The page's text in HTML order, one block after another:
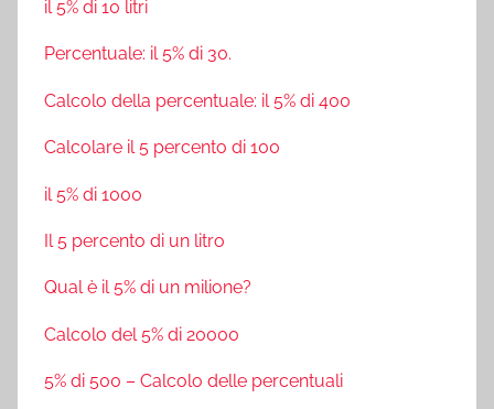
il 5% di 10 litri
Percentuale: il 5% di 30.
Calcolo della percentuale: il 5% di 400
Calcolare il 5 percento di 100
il 5% di 1000
Il 5 percento di un litro
Qual è il 5% di un milione?
Calcolo del 5% di 20000
5% di 500 – Calcolo delle percentuali